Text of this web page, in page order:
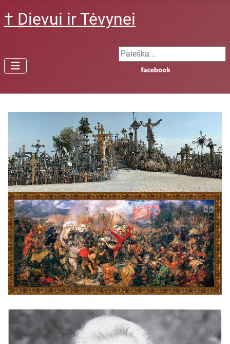
† Dievui ir Tėvynei
Search ...